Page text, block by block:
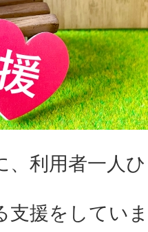
、利用者一人
支援をしてい